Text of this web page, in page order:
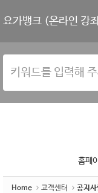
요가뱅크 (온라인 강
홈페
Home 고객센터 공지